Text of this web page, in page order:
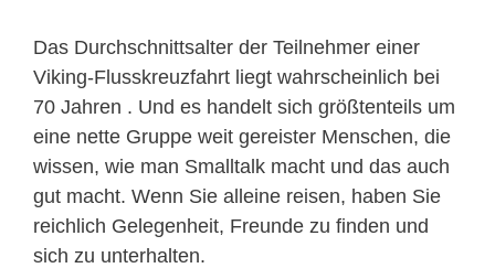
Das Durchschnittsalter der Teilnehmer einer
Viking-Flusskreuzfahrt liegt wahrscheinlich bei
70 Jahren . Und es handelt sich größtenteils um
eine nette Gruppe weit gereister Menschen, die
wissen, wie man Smalltalk macht und das auch
gut macht. Wenn Sie alleine reisen, haben Sie
reichlich Gelegenheit, Freunde zu finden und
sich zu unterhalten.